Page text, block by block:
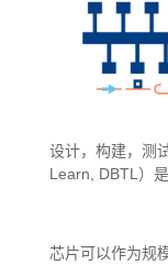
设计，构建，测
Learn, DBTL）
芯片可以作为规